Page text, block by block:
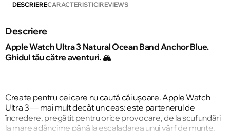
DESCRIERECARACTERISTICIREVIEWS
Descriere
Apple Watch Ultra 3 Natural Ocean Band Anchor Blue.
Ghidul tău către aventuri. 🏔️
Create pentru cei care nu caută căi ușoare. Apple Watch
Ultra 3 — mai mult decât un ceas: este partenerul de
încredere, pregătit pentru orice provocare, de la scufundări
la mare adâncime până la escaladarea unui vârf de munte.